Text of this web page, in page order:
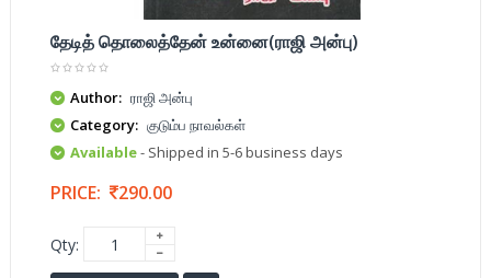
தேடித் தொலைத்தேன் உன்னை(ராஜி அன்பு)
Author: ராஜி அன்பு
Category: குடும்ப நாவல்கள்
Available- Shipped in 5-6 business days
PRICE: 290.00
Qty: